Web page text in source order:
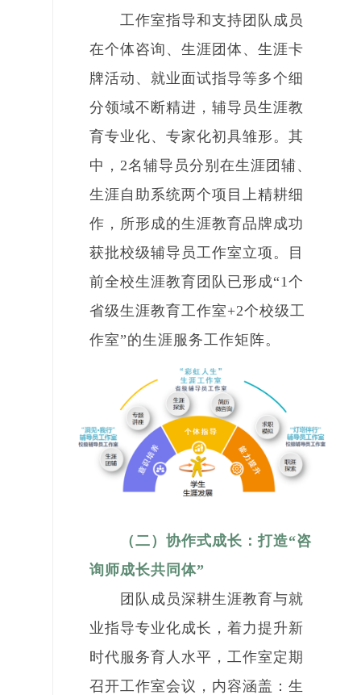
工作室指导和支持团队成员
在个体咨询、生涯团体、生涯卡
牌活动、就业面试指导等多个细
分领域不断精进，辅导员生涯教
育专业化、专家化初具雏形。其
中，2名辅导员分别在生涯团辅、
生涯自助系统两个项目上精耕细
作，所形成的生涯教育品牌成功
获批校级辅导员工作室立项。目
前全校生涯教育团队已形成“1个
省级生涯教育工作室+2个校级工
作室”的生涯服务工作矩阵。
（二）协作式成长：打造“咨
询师成长共同体”
团队成员深耕生涯教育与就
业指导专业化成长，着力提升新
时代服务育人水平，工作室定期
召开工作室会议，内容涵盖：生